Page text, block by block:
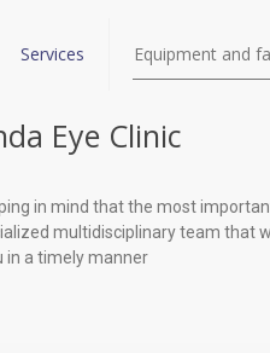
Services Equipment and
Eye Clinic
in mind that the most
multidisciplinary team that
in a timely manner